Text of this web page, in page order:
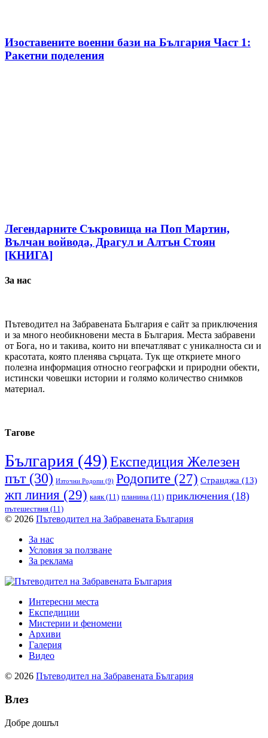
Изоставените военни бази на България Част 1:
Ракетни поделения
Легендарните Съкровища на Поп Мартин,
Вълчан войвода, Драгул и Алтън Стоян
[КНИГА]
За нас
Пътеводител на Забравената България е сайт за приключения
и за много необикновени места в България. Места забравени
от Бога, но и такива, които ни впечатляват с уникалноста си и
красотата, която пленява сърцата. Тук ще откриете много
полезна информация относно географски и природни обекти,
истински човешки истории и голямо количество снимков
материал.
Тагове
България (49)Експедиция Железен
път(30) Източни Родопи (9) Родопите (27) Странджа (13)
жп линия (29) каяк(11) планина (11) приключения (18)
пътешествия (11)
© 2026 Пътеводител на Забравената България
За нас
Условия за ползване
За реклама
Интересни места
Експедиции
Мистерии и феномени
Архиви
Галерия
Видео
© 2026 Пътеводител на Забравената България
Влез
Добре дошъл